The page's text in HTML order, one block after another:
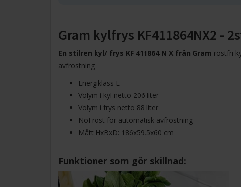
Gram kylfrys KF411864NX2 -
En stilren kyl/ frys KF 411864 N X från Gram rostfri
avfrostning
Energiklass E
Volym i kyl netto 206 liter
Volym i frys netto 88 liter
NoFrost för automatisk avfrostning
Mått HxBxD: 186x59,5x60 cm
Funktioner som gör skillnad: